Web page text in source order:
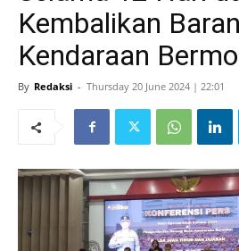
Kembalikan
Kendaraan
By Redaksi - Thursday 20 June 2024 | 22:01